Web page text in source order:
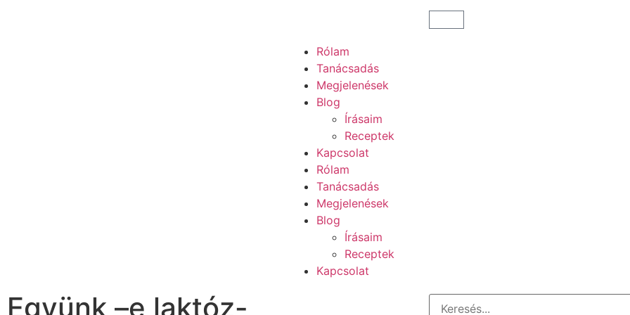
Rólam
Tanácsadás
Megjelenések
Blog
Írásaim
Receptek
Kapcsolat
Rólam
Tanácsadás
Megjelenések
Blog
Írásaim
Receptek
Kapcsolat
Együnk –e laktóz-